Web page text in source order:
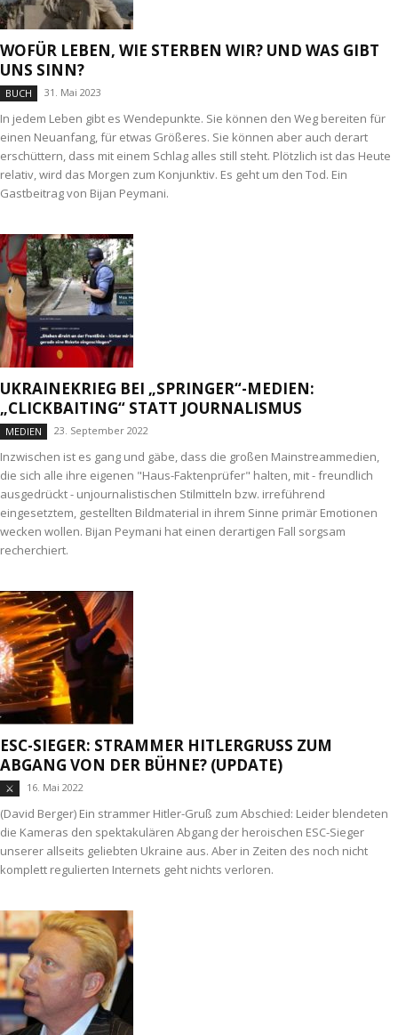
WOFÜR LEBEN, WIE STERBEN WIR? UND WAS GIBT
UNS SINN?
BUCH 31. Mai 2023
In jedem Leben gibt es Wendepunkte. Sie können den Weg bereiten für
einen Neuanfang, für etwas Größeres. Sie können aber auch derart
erschüttern, dass mit einem Schlag alles still steht. Plötzlich ist das Heute
relativ, wird das Morgen zum Konjunktiv. Es geht um den Tod. Ein
Gastbeitrag von Bijan Peymani.
UKRAINEKRIEG BEI „SPRINGER“-MEDIEN:
„CLICKBAITING“ STATT JOURNALISMUS
MEDIEN 23. September 2022
Inzwischen ist es gang und gäbe, dass die großen Mainstreammedien,
die sich alle ihre eigenen "Haus-Faktenprüfer" halten, mit - freundlich
ausgedrückt - unjournalistischen Stilmitteln bzw. irreführend
eingesetztem, gestellten Bildmaterial in ihrem Sinne primär Emotionen
wecken wollen. Bijan Peymani hat einen derartigen Fall sorgsam
recherchiert.
ESC-SIEGER: STRAMMER HITLERGRUSS ZUM A
BGANG VON DER BÜHNE? (UPDATE)
⚔ 16. Mai 2022
(David Berger) Ein strammer Hitler-Gruß zum Abschied: Leider blendeten
die Kameras den spektakulären Abgang der heroischen ESC-Sieger
unserer allseits geliebten Ukraine aus. Aber in Zeiten des noch nicht
komplett regulierten Internets geht nichts verloren.